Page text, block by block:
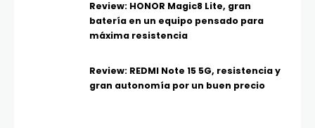
Review: HONOR Magic8 Lite, gran
batería en un equipo pensado para
máxima resistencia
Review: REDMI Note 15 5G, resistencia y
gran autonomía por un buen precio